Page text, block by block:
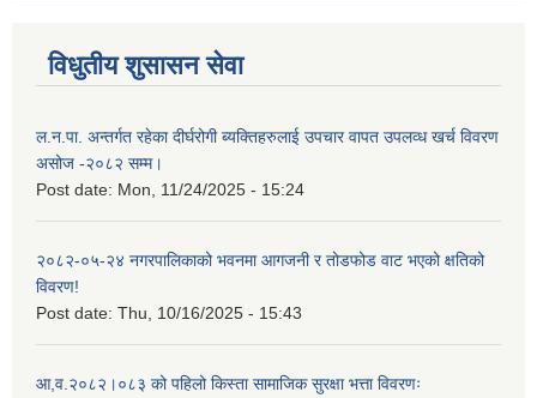
विधुतीय शुसासन सेवा
ल.न.पा. अन्तर्गत रहेका दीर्घरोगी ब्यक्तिहरुलाई उपचार वापत उपलव्ध खर्च विवरण
असोज -२०८२ सम्म।
Post date: Mon, 11/24/2025 - 15:24
२०८२-०५-२४ नगरपालिकाको भवनमा आगजनी र तोडफोड वाट भएको क्षतिको
विवरण!
Post date: Thu, 10/16/2025 - 15:43
आ,व.२०८२।०८३ को पहिलो किस्ता सामाजिक सुरक्षा भत्ता विवरणः